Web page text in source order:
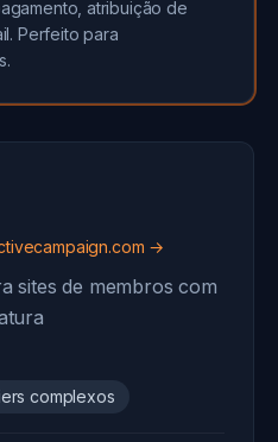
atribuição de
Perfeito para
→
sites de membros com
complexos